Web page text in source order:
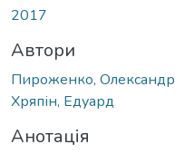
2017
Автори
Пироженко, Олександр
Хряпін, Едуард
Анотація